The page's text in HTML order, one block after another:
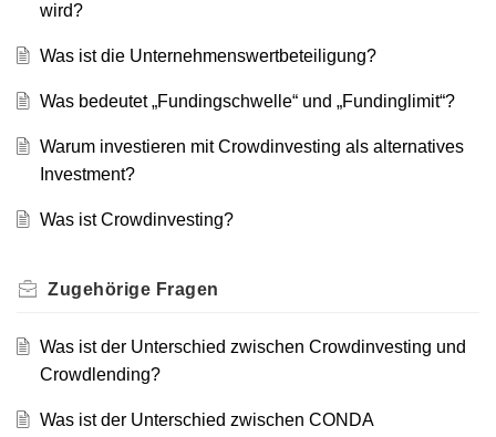
wird?
Was ist die Unternehmenswertbeteiligung?
Was bedeutet „Fundingschwelle“ und „Fundinglimit“?
Warum investieren mit Crowdinvesting als alternatives
Investment?
Was ist Crowdinvesting?
Zugehörige Fragen
Was ist der Unterschied zwischen Crowdinvesting und
Crowdlending?
Was ist der Unterschied zwischen CONDA